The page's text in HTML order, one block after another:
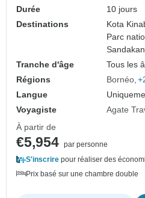
Durée
10 jours
Destinations
Kota
Parc
Sandakan,
Tranche d'âge
Tous les
Régions
Bornéo
Langue
Voyagiste
Agate
À partir de
€5,954 par personne
S'inscrire pour réaliser des
Prix basé sur une chambre double